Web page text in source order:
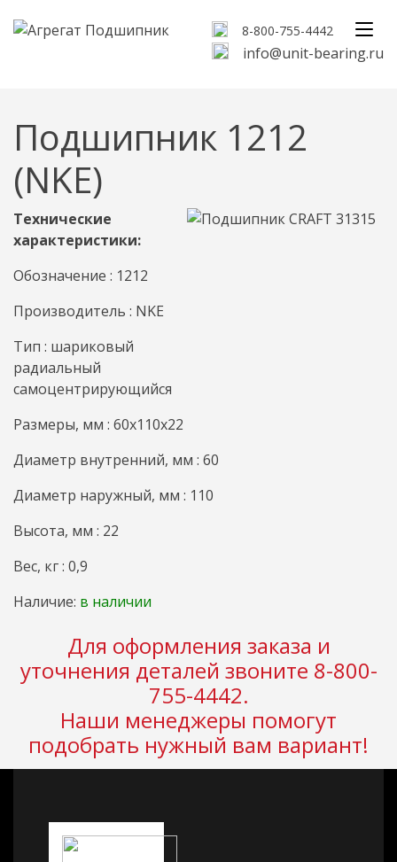
8-800-755-4442
info@unit-bearing.ru
Подшипник 1212
(NKE)
Технические
характеристики:
Обозначение : 1212
Производитель : NKE
Тип : шариковый
радиальный
самоцентрирующийся
Размеры, мм : 60x110x22
Диаметр внутренний, мм : 60
Диаметр наружный, мм : 110
Высота, мм : 22
Вес, кг : 0,9
Наличие: в наличии
Для оформления заказа и
уточнения деталей звоните 8-800-
755-4442.
Наши менеджеры помогут
подобрать нужный вам вариант!